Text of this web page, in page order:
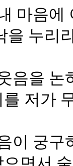
마음에
을 누리
음을 논
저가
이 궁구